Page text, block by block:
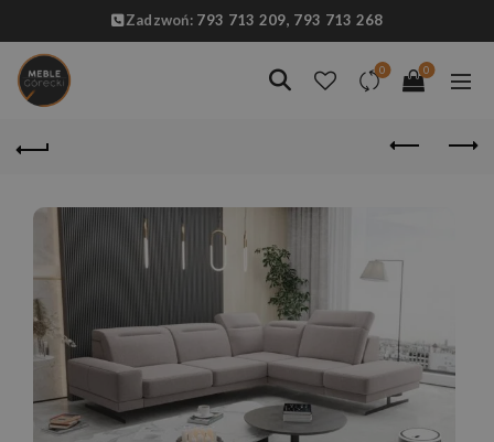
Zadzwoń: 793 713 209, 793 713 268
0 0